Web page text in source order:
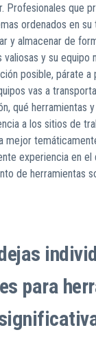
Profesionales que
ordenados en su
y almacenar de
valiosas y su equipo
posible, párate a
vas a
qué herramientas
a los sitios de
mejor
experiencia en el
de herramientas
para